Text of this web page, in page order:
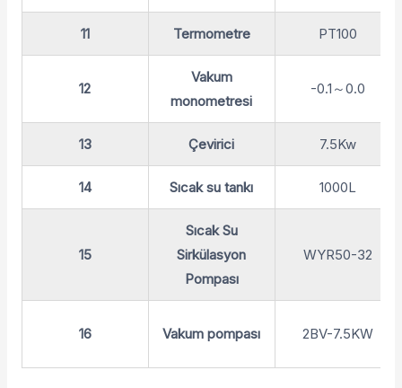
11 Termometre PT100
12
Vakum
monometresi
-0.1～0.0
13 Çevirici 7.5Kw
14 Sıcak su tankı 1000L
15
Sıcak Su
Sirkülasyon
Pompası
WYR50-32
16 Vakum pompası 2BV-7.5KW